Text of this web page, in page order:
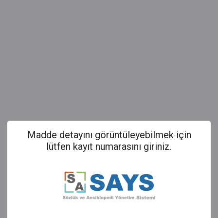
Madde detayını görüntüleyebilmek için
lütfen kayıt numarasını giriniz.